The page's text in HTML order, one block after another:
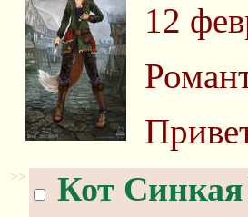
12
>> Кот Синкая